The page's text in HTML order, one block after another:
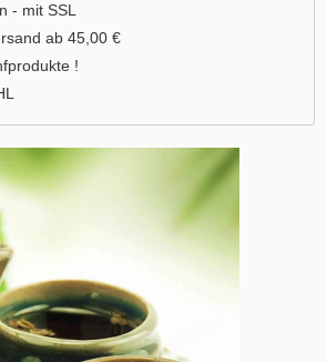
- mit SSL
ab 45,00 €
!